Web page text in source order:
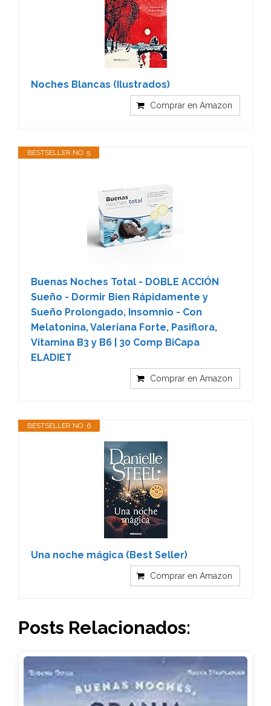
Noches Blancas (Ilustrados)
Comprar en Amazon
BESTSELLER NO. 5
Buenas Noches Total - DOBLE ACCIÓN
Sueño - Dormir Bien Rápidamente y
Sueño Prolongado, Insomnio - Con
Melatonina, Valeriana Forte, Pasiflora,
Vitamina B3 y B6 | 30 Comp BiCapa
ELADIET
Comprar en Amazon
BESTSELLER NO. 6
Una noche mágica (Best Seller)
Comprar en Amazon
Posts Relacionados: